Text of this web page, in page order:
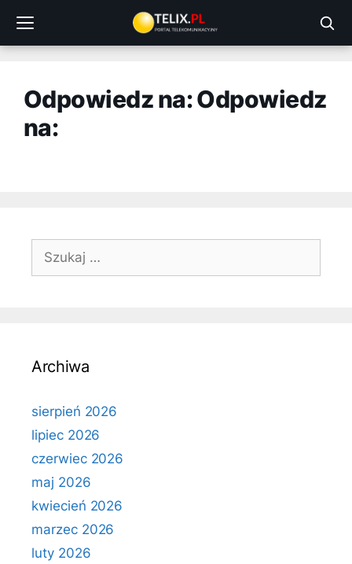
treści
Odpowiedz na: Odpowiedz
na:
Szukaj:
Archiwa
sierpień 2026
lipiec 2026
czerwiec 2026
maj 2026
kwiecień 2026
marzec 2026
luty 2026